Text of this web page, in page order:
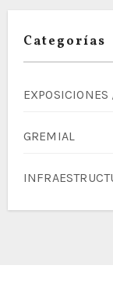
Categorías
EXPOSICIONES
GREMIAL